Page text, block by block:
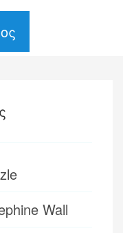
Wall